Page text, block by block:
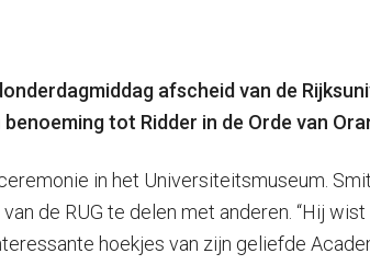
afscheid van de
tot Ridder in de Orde van
in het Universiteitsmuseum.
de RUG te delen met anderen. “Hij
hoekjes van zijn geliefde